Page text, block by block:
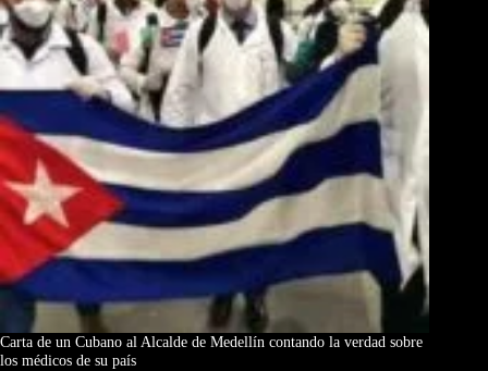
Carta de un Cubano al Alcalde de Medellín contando la verdad sobre
los médicos de su país